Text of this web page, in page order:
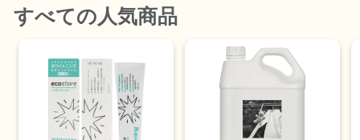
すべての人気商品